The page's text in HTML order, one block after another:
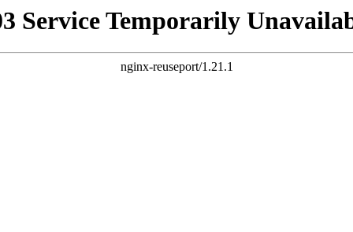
Service Temporarily
nginx-reuseport/1.21.1